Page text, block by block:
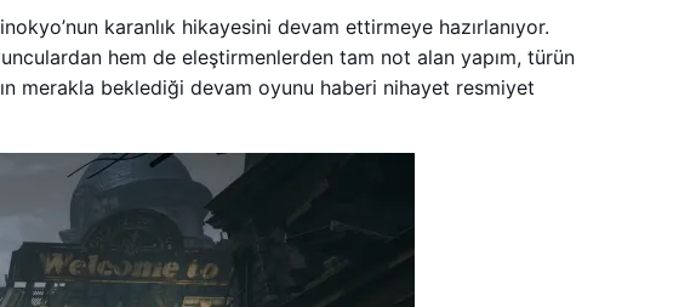
karanlık hikayesini devam ettirmeye hazırlanıyor.
hem de eleştirmenlerden tam not alan yapım, türün
merakla beklediği devam oyunu haberi nihayet resmiyet